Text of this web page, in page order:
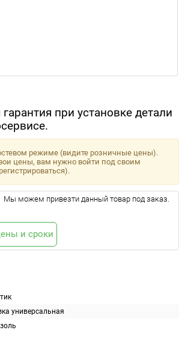
при установке детали
универсальная
режиме (видите розничные цены).
цены, вам нужно войти под своим
Мы можем привезти данный товар под заказ.
и сроки